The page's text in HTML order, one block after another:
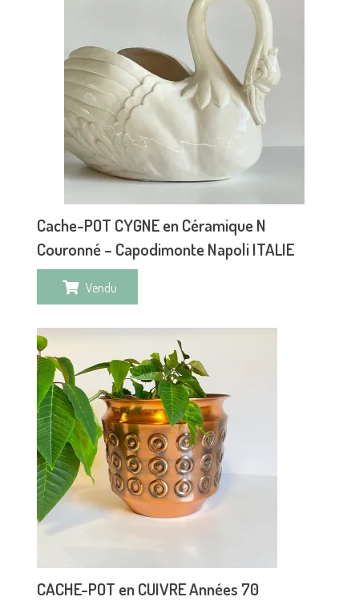
Cache-POT CYGNE en Céramique N
Couronné – Capodimonte Napoli ITALIE
Vendu
CACHE-POT en CUIVRE Années 70